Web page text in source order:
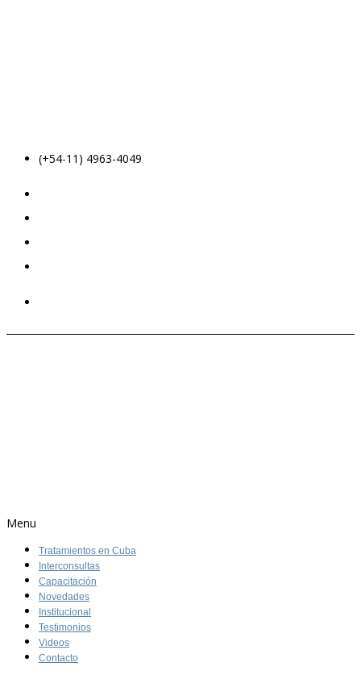
(+54-11) 4963-4049
Menu
Tratamientos en Cuba
Interconsultas
Capacitación
Novedades
Institucional
Testimonios
Videos
Contacto